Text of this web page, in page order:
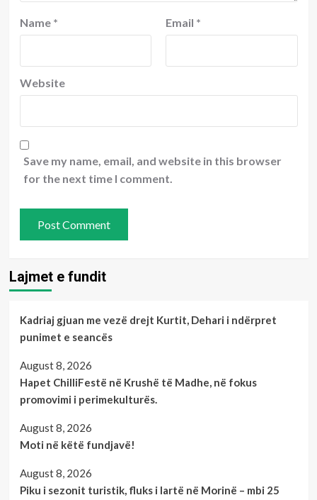
Name * Email *
Website
Save my name, email, and website in this browser
for the next time I comment.
Lajmet e fundit
Kadriaj gjuan me vezë drejt Kurtit, Dehari i ndërpret
punimet e seancës
August 8, 2026
Hapet ChilliFestë në Krushë të Madhe, në fokus
promovimi i perimekulturës.
August 8, 2026
Moti në këtë fundjavë!
August 8, 2026
Piku i sezonit turistik, fluks i lartë në Morinë – mbi 25